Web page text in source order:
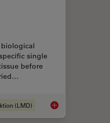
single
before
(LMD) An Introduction to